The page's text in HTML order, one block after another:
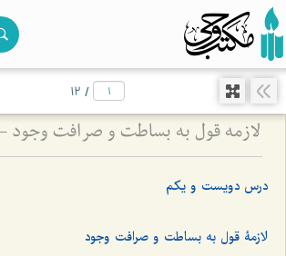
/
12
درس دویست و یکم
لازمۀ قول به بساطت و صرافت وجود